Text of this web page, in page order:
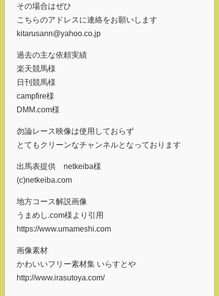
その場合はぜひ
こちらのアドレスに連絡をお願いします
kitarusann@yahoo.co.jp
過去の主な依頼実績
楽天競馬様
日刊競馬様
campfire様
DMM.com様
勿論レース映像は使用しておらず
とてもクリーンなチャンネルとなっております
出馬表提供 netkeiba様
(c)netkeiba.com
地方コース解説画像
うまめし.com様より引用
https://www.umameshi.com
画像素材
かわいいフリー素材集 いらすとや
http://www.irasutoya.com/